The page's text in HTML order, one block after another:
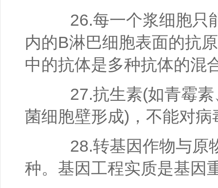
26.每一个浆细胞只
内的B淋巴细胞表面的抗
中的抗体是多种抗体的混
27.抗生素(如青霉素
菌细胞壁形成)，不能对病
28.转基因作物与原
种。基因工程实质是基因